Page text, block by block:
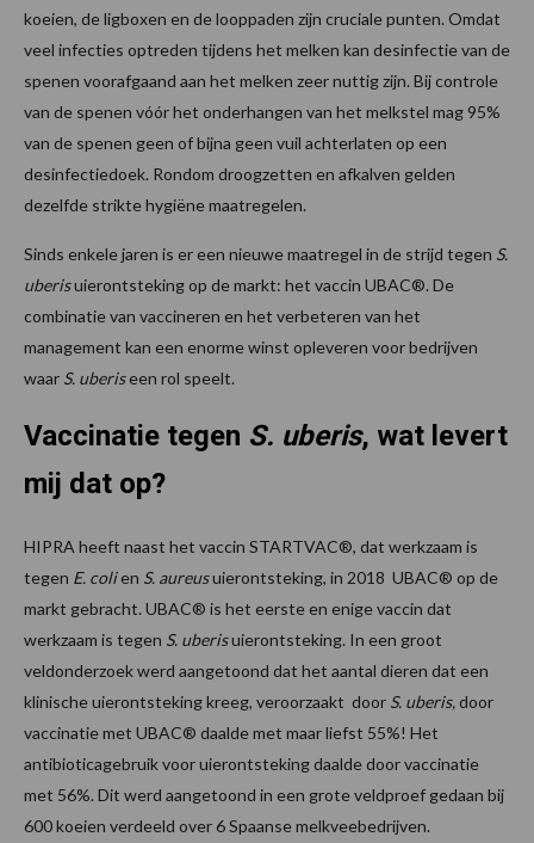
koeien, de ligboxen en de looppaden zijn cruciale punten. Omdat
veel infecties optreden tijdens het melken kan desinfectie van de
spenen voorafgaand aan het melken zeer nuttig zijn. Bij controle
van de spenen vóór het onderhangen van het melkstel mag 95%
van de spenen geen of bijna geen vuil achterlaten op een
desinfectiedoek. Rondom droogzetten en afkalven gelden
dezelfde strikte hygiëne maatregelen.
Sinds enkele jaren is er een nieuwe maatregel in de strijd tegen S.
uberisuierontsteking op de markt: het vaccin UBAC®. De
combinatie van vaccineren en het verbeteren van het
management kan een enorme winst opleveren voor bedrijven
waar S. uberiseen rol speelt.
Vaccinatie tegen S. uberis, wat levert
mij dat op?
HIPRA heeft naast het vaccin STARTVAC®, dat werkzaam is
tegen E. colien S. aureusuierontsteking, in 2018 UBAC® op de
markt gebracht. UBAC® is het eerste en enige vaccin dat
werkzaam is tegen S. uberisuierontsteking. In een groot
veldonderzoek werd aangetoond dat het aantal dieren dat een
klinische uierontsteking kreeg, veroorzaakt door S. uberis,door
vaccinatie met UBAC® daalde met maar liefst 55%! Het
antibioticagebruik voor uierontsteking daalde door vaccinatie
met 56%. Dit werd aangetoond in een grote veldproef gedaan bij
600 koeien verdeeld over 6 Spaanse melkveebedrijven.